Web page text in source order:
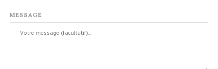
MESSAGE